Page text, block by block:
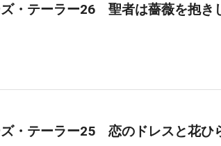
・テーラー26 聖者は薔薇を抱き
・テーラー25 恋のドレスと花ひ